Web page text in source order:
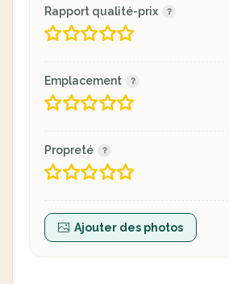
Rapport qualité-prix
Emplacement
Propreté
Ajouter des photos